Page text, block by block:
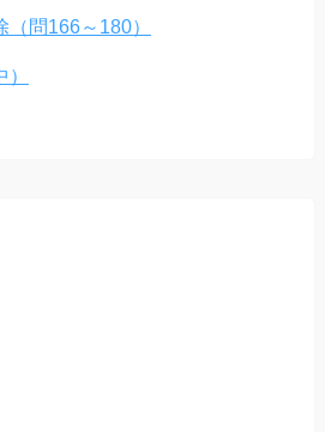
問166～180）